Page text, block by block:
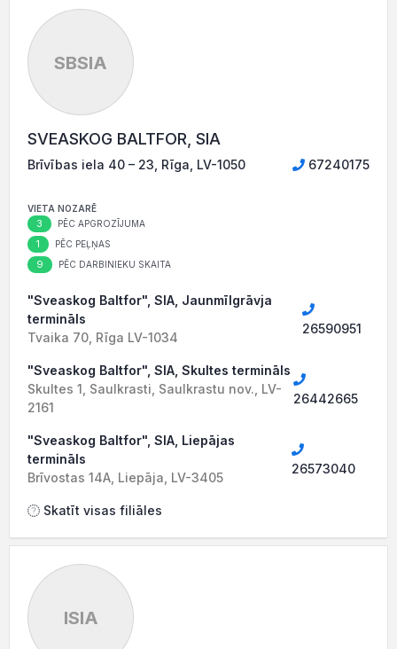
SBSIA
SVEASKOG BALTFOR, SIA
Brīvības iela 40 – 23, Rīga, LV-1050 67240175
VIETA NOZARĒ
3 PĒC APGROZĪJUMA
1 PĒC PEĻŅAS
9 PĒC DARBINIEKU SKAITA
"Sveaskog Baltfor", SIA, Jaunmīlgrāvja
termināls
Tvaika 70, Rīga LV-1034
26590951
"Sveaskog Baltfor", SIA, Skultes termināls
Skultes 1, Saulkrasti, Saulkrastu nov., LV-
2161
26442665
"Sveaskog Baltfor", SIA, Liepājas
termināls
Brīvostas 14A, Liepāja, LV-3405
26573040
Skatīt visas filiāles
ISIA